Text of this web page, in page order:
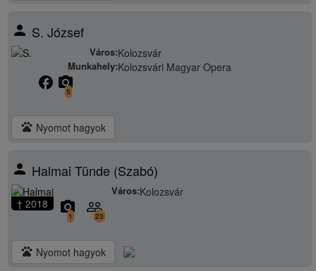
person S. József
Város:Kolozsvár
Munkahely:Kolozsvári Magyar Opera
facebook camera_alt
5
pets Nyomot hagyok
person Halmai Tünde (Szabó)
† 2018
Város:Kolozsvár
camera_alt
1
people_outline
23
pets Nyomot hagyok